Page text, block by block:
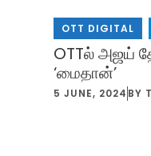
OTT DIGITAL
OTTல் அஜய்
‘மைதான்’
5 JUNE, 2024 BY